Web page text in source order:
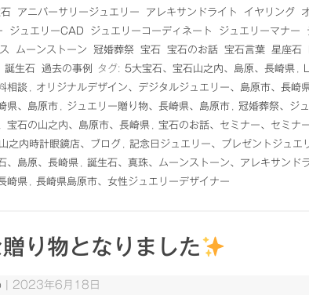
アニバーサリージュエリー アレキサンドライト イヤリング
ジュエリーCAD ジュエリーコーディネート ジュエリーマナー
ムーンストーン 冠婚葬祭 宝石 宝石のお話 宝石言葉 星座石
誕生石 過去の事例 タグ: 5大宝石、宝石山之内、島原、長崎県
相談
オリジナルデザイン、デジタルジュエリー、島原市、長崎
県、島原市
ジュエリー贈り物、長崎県、島原市
冠婚葬祭、ジ
宝石の山之内、島原市、長崎県
宝石のお話、セミナー、セミナ
之内時計眼鏡店、ブログ 記念日ジュエリー、プレゼントジュエ
、島原、長崎県
誕生石、真珠、ムーンストーン、アレキサンド
崎県
長崎県島原市、女性ジュエリーデザイナー
り物となりました
2023年6月18日